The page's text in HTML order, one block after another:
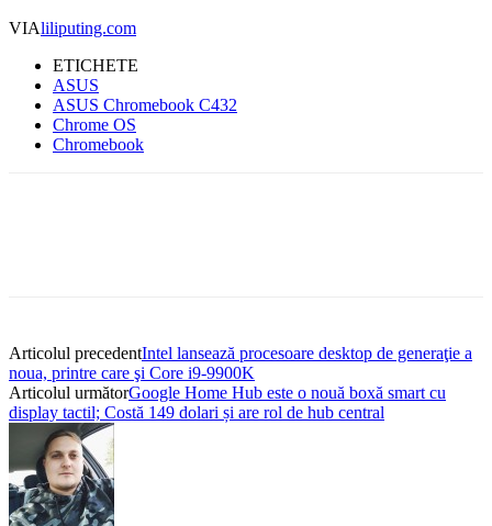
VIAliliputing.com
ETICHETE
ASUS
ASUS Chromebook C432
Chrome OS
Chromebook
Articolul precedentIntel lansează procesoare desktop de generaţie a
noua, printre care şi Core i9-9900K
Articolul următorGoogle Home Hub este o nouă boxă smart cu
display tactil; Costă 149 dolari și are rol de hub central